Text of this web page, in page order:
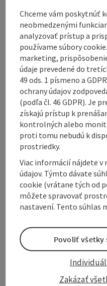
Saturday: 9.00 to 12.00
Contact
Opening hours
Arrival
Prices
Accessibility
Chceme vám poskytnúť
neobmedzenými
analyzovať prístup a
používame súbory
marketing,
údaje prevedené do
49 ods. 1 písmeno a
ochrany údajov
(podľa čl. 46 GDPR). Je
získajú prístup k
kontrolných alebo
proti tomu nebudú k
prostriedky.
Viac informácií nájdete v
údajov. Týmto dávate
cookie (vrátane tých od
môžete spravovať
nastavení. Tento súhlas
Zakázať
Povoliť všetky